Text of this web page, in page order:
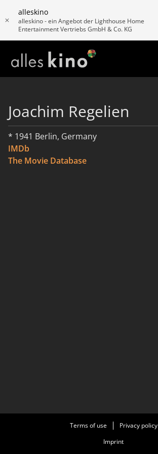
alleskino
alleskino - ein Angebot der Lighthouse Home
Entertainment Vertriebs GmbH & Co. KG
Joachim Regelien
* 1941 Berlin, Germany
IMDb
The Movie Database
Terms of use
Privacy policy
Imprint